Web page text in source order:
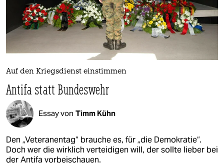
Auf den Kriegsdienst einstimmen
Antifa statt Bundeswehr
Essay von Timm Kühn
Den „Veteranentag“ brauche es, für „die Demokratie“.
Doch wer die wirklich verteidigen will, der sollte lieber bei
der Antifa vorbeischauen.